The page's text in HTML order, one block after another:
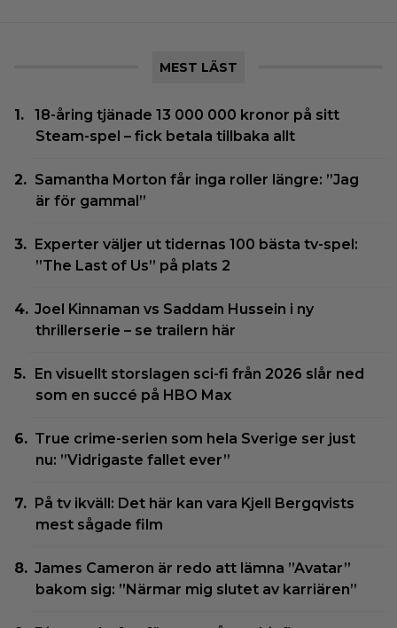
MEST LÄST
18-åring tjänade 13 000 000 kronor på sitt
Steam-spel – fick betala tillbaka allt
Samantha Morton får inga roller längre: ”Jag
är för gammal”
Experter väljer ut tidernas 100 bästa tv-spel:
”The Last of Us” på plats 2
Joel Kinnaman vs Saddam Hussein i ny
thrillerserie – se trailern här
En visuellt storslagen sci-fi från 2026 slår ned
som en succé på HBO Max
True crime-serien som hela Sverige ser just
nu: ”Vidrigaste fallet ever”
På tv ikväll: Det här kan vara Kjell Bergqvists
mest sågade film
James Cameron är redo att lämna ”Avatar”
bakom sig: ”Närmar mig slutet av karriären”